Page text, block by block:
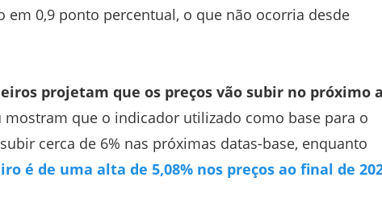
0,9 ponto percentual, o que não ocorria desde
projetam que os preços vão subir no próximo
mostram que o indicador utilizado como base para o
cerca de 6% nas próximas datas-base, enquanto
é de uma alta de 5,08% nos preços ao final de